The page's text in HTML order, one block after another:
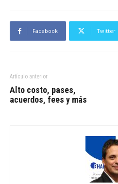
Facebook Twitter
Artículo anterior
Alto costo, pases,
acuerdos, fees y más